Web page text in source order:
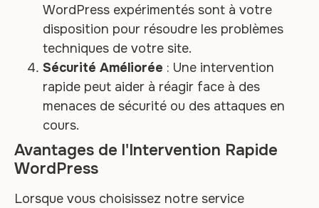
WordPress expérimentés sont à votre
disposition pour résoudre les problèmes
techniques de votre site.
Sécurité Améliorée : Une intervention
rapide peut aider à réagir face à des
menaces de sécurité ou des attaques en
cours.
Avantages de l'Intervention Rapide
WordPress
Lorsque vous choisissez notre service